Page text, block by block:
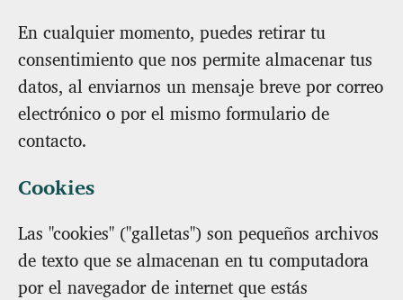
En cualquier momento, puedes retirar tu
consentimiento que nos permite almacenar tus
datos, al enviarnos un mensaje breve por correo
electrónico o por el mismo formulario de
contacto.
Cookies
Las "cookies" ("galletas") son pequeños archivos
de texto que se almacenan en tu computadora
por el navegador de internet que estás